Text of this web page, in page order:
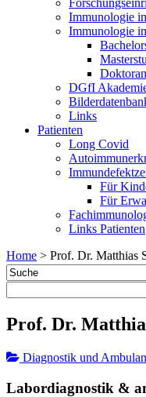
Immunologie
Immunologie
DGfI
Links
Patienten
Long Covid
Für
Für
Links Patienten
Home > Prof. Dr. Matthias
Prof. Dr.
Diagnostik und
Labordiagnostik &